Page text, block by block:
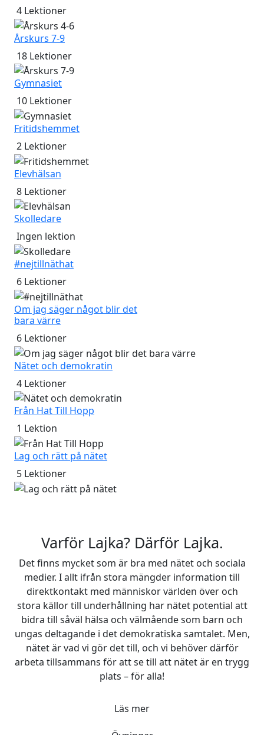
4 Lektioner
Årskurs 7-9
18 Lektioner
Gymnasiet
10 Lektioner
Fritidshemmet
2 Lektioner
Elevhälsan
8 Lektioner
Skolledare
Ingen lektion
#nejtillnäthat
6 Lektioner
Om jag säger något blir det
bara värre
6 Lektioner
Nätet och demokratin
4 Lektioner
Från Hat Till Hopp
1 Lektion
Lag och rätt på nätet
5 Lektioner
Varför Lajka? Därför Lajka.
Det finns mycket som är bra med nätet och sociala
medier. I allt ifrån stora mängder information till
direktkontakt med människor världen över och
stora källor till underhållning har nätet potential att
bidra till såväl hälsa och välmående som barn och
ungas deltagande i det demokratiska samtalet. Men,
nätet är vad vi gör det till, och vi behöver därför
arbeta tillsammans för att se till att nätet är en trygg
plats – för alla!
Läs mer